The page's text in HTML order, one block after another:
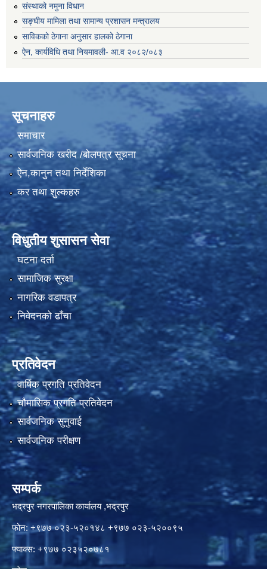
संस्थाको नमुना विधान
सङ्घीय मामिला तथा सामान्य प्रशासन मन्त्रालय
साविकको ठेगाना अनुसार हालको ठेगाना
ऐन, कार्यविधि तथा नियमावली- आ.व २०८२/०८३
सूचनाहरु
समाचार
सार्वजनिक खरीद /बोलपत्र सूचना
ऐन,कानुन तथा निर्देशिका
कर तथा शुल्कहरु
विधुतीय शुसासन सेवा
घटना दर्ता
सामाजिक सुरक्षा
नागरिक वडापत्र
निवेदनको ढाँचा
प्रतिवेदन
वार्षिक प्रगति प्रतिवेदन
चौमासिक प्रगति प्रतिवेदन
सार्वजनिक सुनुवाई
सार्वजनिक परीक्षण
सम्पर्क
भद्रपुर नगरपालिका कार्यालय ,भद्रपुर
फोन: +९७७ ०२३-५२०१४८ +९७७ ०२३-५२००९५
फ्याक्स: +९७७ ०२३५२०७८१